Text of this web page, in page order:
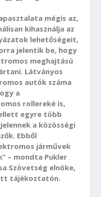
mégis az,
kihasználja az
lehetőségeit,
jelentik be, hogy
meghajtású
Látványos
autók száma
a
rollereké is,
egyre több
a közösségi
Ebből
járművek
– mondta Pukler
Szövetség elnöke,
tájékoztatón.